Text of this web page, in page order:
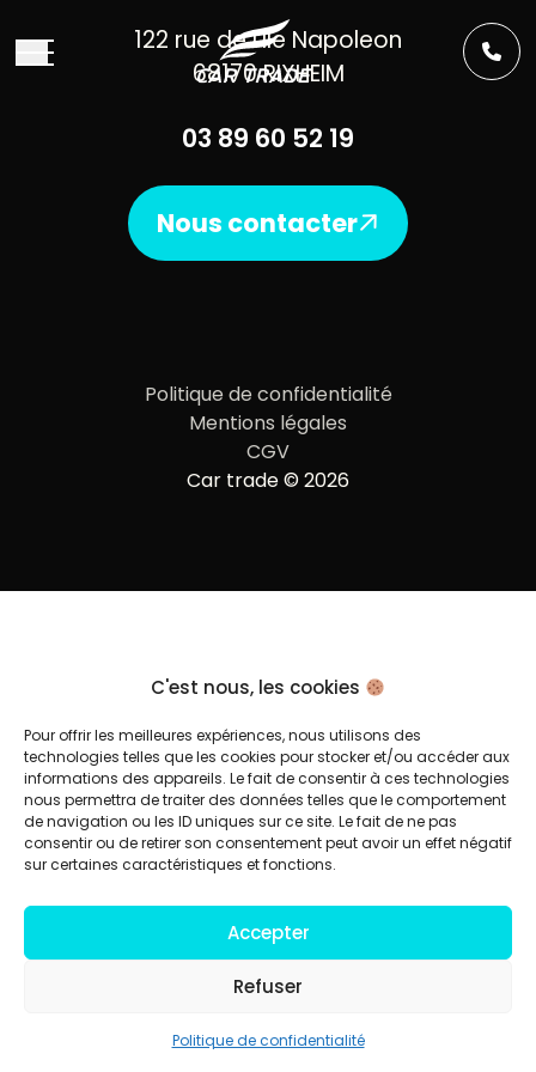
C'est nous, les cookies
Pour offrir les meilleures expériences, nous utilisons des
technologies telles que les cookies pour stocker et/ou accéder aux
informations des appareils. Le fait de consentir à ces technologies
nous permettra de traiter des données telles que le comportement
de navigation ou les ID uniques sur ce site. Le fait de ne pas
consentir ou de retirer son consentement peut avoir un effet négatif
sur certaines caractéristiques et fonctions.
Accepter
Refuser
Politique de confidentialité
122 rue de l’Ile Napoleon
68170 RIXHEIM
03 89 60 52 19
Nous contacter
Politique de confidentialité
Mentions légales
CGV
Car trade © 2026